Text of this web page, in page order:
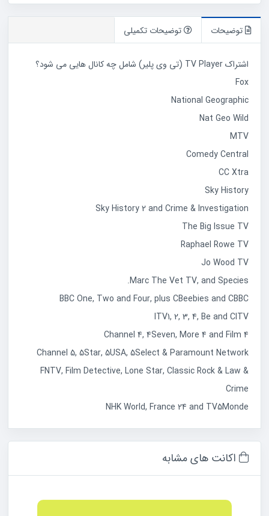
توضیحات توضیحات تکمیلی
اشتراک TV Player (تی وی پلیر) شامل چه کانال هایی می شود؟
Fox
National Geographic
Nat Geo Wild
MTV
Comedy Central
CC Xtra
Sky History
Sky History 2 and Crime & Investigation
The Big Issue TV
Raphael Rowe TV
Jo Wood TV
Marc The Vet TV, and Species.
BBC One, Two and Four, plus CBeebies and CBBC
ITV1, 2, 3, 4, Be and CITV
Channel 4, 4Seven, More 4 and Film 4
Channel 5, 5Star, 5USA, 5Select & Paramount Network
FNTV, Film Detective, Lone Star, Classic Rock & Law &
Crime
NHK World, France 24 and TV5Monde
اکانت های مشابه